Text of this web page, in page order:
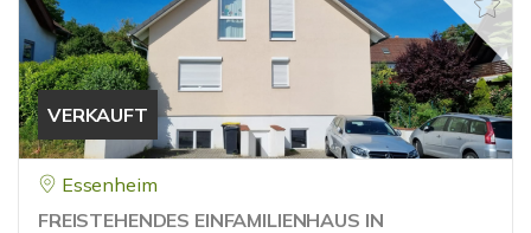
VERKAUFT
Essenheim
FREISTEHENDES EINFAMILIENHAUS IN